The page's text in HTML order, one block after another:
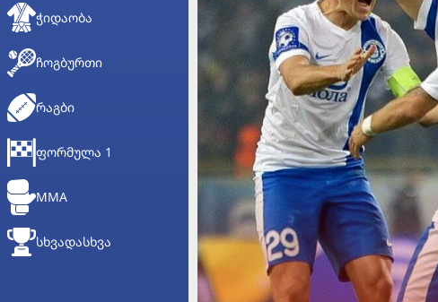
ᲭᲘᲓᲐᲝᲑᲐ
ᲩᲝᲒᲑᲣᲠᲗᲘ
ᲠᲐᲒᲑᲘ
ᲤᲝᲠᲛᲣᲚᲐ 1
MMA
ᲡᲮᲕᲐᲓᲐᲡᲮᲕᲐ